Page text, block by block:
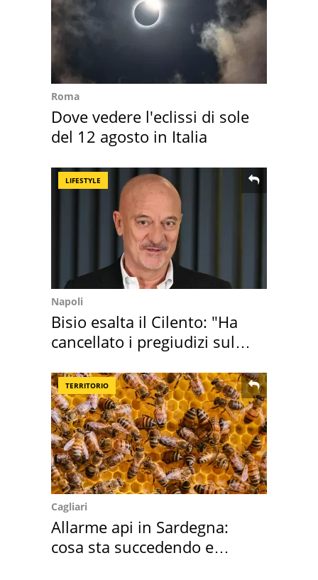
Roma
Dove vedere l'eclissi di sole
del 12 agosto in Italia
LIFESTYLE
Napoli
Bisio esalta il Cilento: "Ha
cancellato i pregiudizi sul
TERRITORIO
Cagliari
Allarme api in Sardegna:
cosa sta succedendo e